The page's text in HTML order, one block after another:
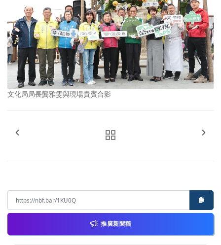
文化局局長龔雅雯與現場貴賓合影
推廣新聞稿